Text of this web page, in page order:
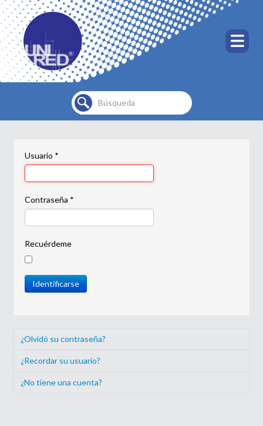
Buscar...
Usuario *
Contraseña *
Recuérdeme
Identificarse
¿Olvidó su contraseña?
¿Recordar su usuario?
¿No tiene una cuenta?